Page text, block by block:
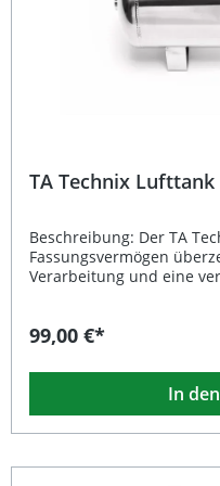
TA Technix
Beschreibung: Der TA
Fassungsvermögen
Verarbeitung und eine
universellen Einsatz im
robusten und
den
bietet der Tank flexible
verschiedene
Lebensdauer – perfekt
99,00 €*
In